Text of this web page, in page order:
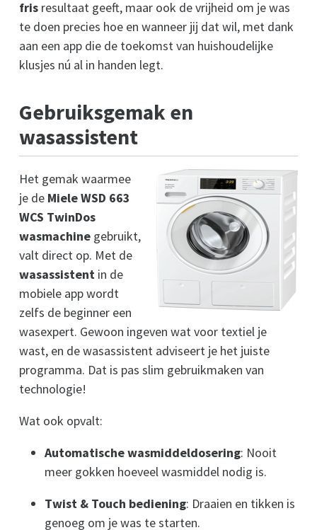
fris resultaat geeft, maar ook de vrijheid om je was
te doen precies hoe en wanneer jij dat wil, met dank
aan een app die de toekomst van huishoudelijke
klusjes nú al in handen legt.
Gebruiksgemak en
wasassistent
Het gemak waarmee
je de Miele WSD 663
WCS TwinDos
wasmachine gebruikt,
valt direct op. Met de
wasassistent in de
mobiele app wordt
zelfs de beginner een
wasexpert. Gewoon ingeven wat voor textiel je
wast, en de wasassistent adviseert je het juiste
programma. Dat is pas slim gebruikmaken van
technologie!
Wat ook opvalt:
Automatische wasmiddeldosering: Nooit
meer gokken hoeveel wasmiddel nodig is.
Twist & Touch bediening: Draaien en tikken is
genoeg om je was te starten.